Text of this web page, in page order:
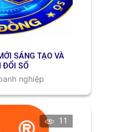
SÁNG TẠO VÀ
ĐỔI SỐ
nghiệp
11